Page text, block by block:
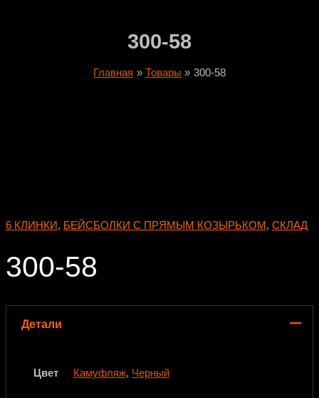
300-58
Главная Товары 300-58
6 КЛИНКИ, БЕЙСБОЛКИ С ПРЯМЫМ КОЗЫРЬКОМ , СКЛАД
300-58
Детали
Цвет Камуфляж, Черный